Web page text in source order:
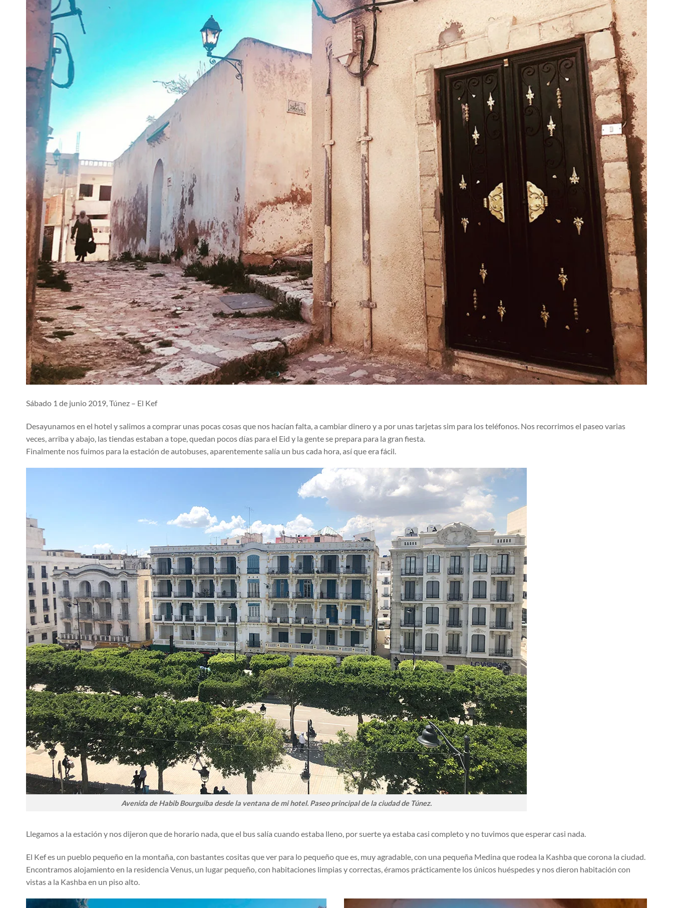
Sábado 1 de junio 2019, Túnez – El Kef
Desayunamos en el hotel y salimos a comprar unas pocas cosas que nos hacían falta, a cambiar dinero y a por unas tarjetas sim para los teléfonos. Nos recorrimos el paseo varias
veces, arriba y abajo, las tiendas estaban a tope, quedan pocos días para el Eid y la gente se prepara para la gran fiesta.
Finalmente nos fuimos para la estación de autobuses, aparentemente salía un bus cada hora, así que era fácil.
Avenida de Habib Bourguiba desde la ventana de mi hotel. Paseo principal de la ciudad de Túnez.
Llegamos a la estación y nos dijeron que de horario nada, que el bus salía cuando estaba lleno, por suerte ya estaba casi completo y no tuvimos que esperar casi nada.
El Kef es un pueblo pequeño en la montaña, con bastantes cositas que ver para lo pequeño que es, muy agradable, con una pequeña Medina que rodea la Kashba que corona la ciudad.
Encontramos alojamiento en la residencia Venus, un lugar pequeño, con habitaciones limpias y correctas, éramos prácticamente los únicos huéspedes y nos dieron habitación con
vistas a la Kashba en un piso alto.